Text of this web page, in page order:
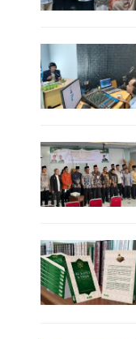
Pengurus Baru IKADI
Siap Jawab
18/06/2026